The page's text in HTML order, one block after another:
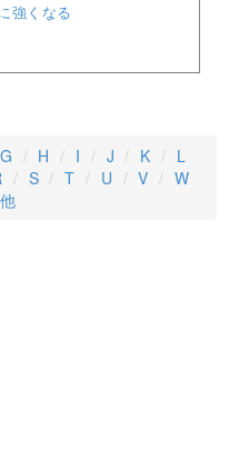
強くなる
G H I J K
L
S T U V
W